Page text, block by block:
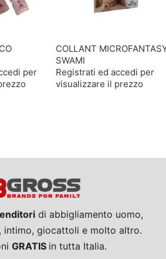
per
COLLANT
SWAMI
Registrati ed accedi per
visualizzare il prezzo
di abbigliamento uomo,
intimo, giocattoli e molto altro.
GRATIS in tutta Italia.